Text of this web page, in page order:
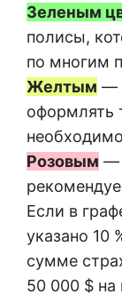
Зеленым
полисы,
по многим
Желтым —
оформлять
Розовым —
Если в
указано 10
сумме
50 000 $